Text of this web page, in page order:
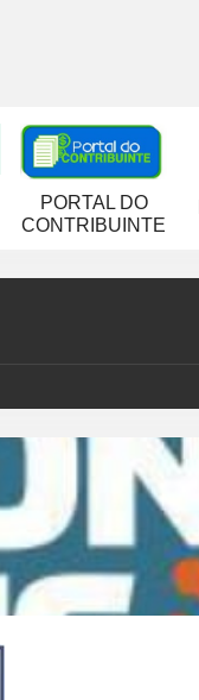
PORTAL DO
CONTRIBUINTE